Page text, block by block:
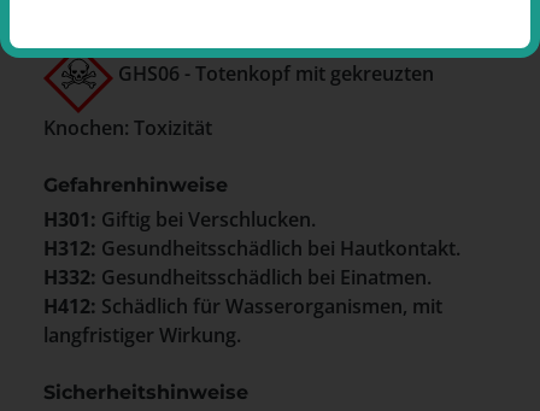
GHS06 - Totenkopf mit gekreuzten
Knochen: Toxizität
Gefahrenhinweise
H301: Giftig bei Verschlucken.
H312: Gesundheitsschädlich bei Hautkontakt.
H332: Gesundheitsschädlich bei Einatmen.
H412: Schädlich für Wasserorganismen, mit
langfristiger Wirkung.
Sicherheitshinweise